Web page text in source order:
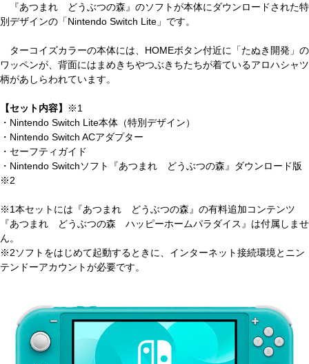
『あつまれ どうぶつの森』のソフトが本体にダウンロードされた特
別デザインの「Nintendo Switch Lite」です。
ターコイズカラーの本体には、HOMEボタン付近に「たぬき開発」の
ワッペンが、背面にはまめきちやつぶきちたちが着ているアロハシャツ
柄があしらわれています。
【セット内容】
※1
・Nintendo Switch Lite本体（特別デザイン）
・Nintendo Switch ACアダプター
・セーフティガイド
・Nintendo Switchソフト『あつまれ どうぶつの森』ダウンロード版
※2
※1本セットには『あつまれ どうぶつの森』の有料追加コンテンツ
『あつまれ どうぶつの森 ハッピーホームパラダイス』は付属しませ
ん。
※2ソフトをはじめて起動するときに、インターネット接続環境とニン
テンドーアカウントが必要です。